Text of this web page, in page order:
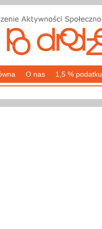
O nas 1,5 % podatku